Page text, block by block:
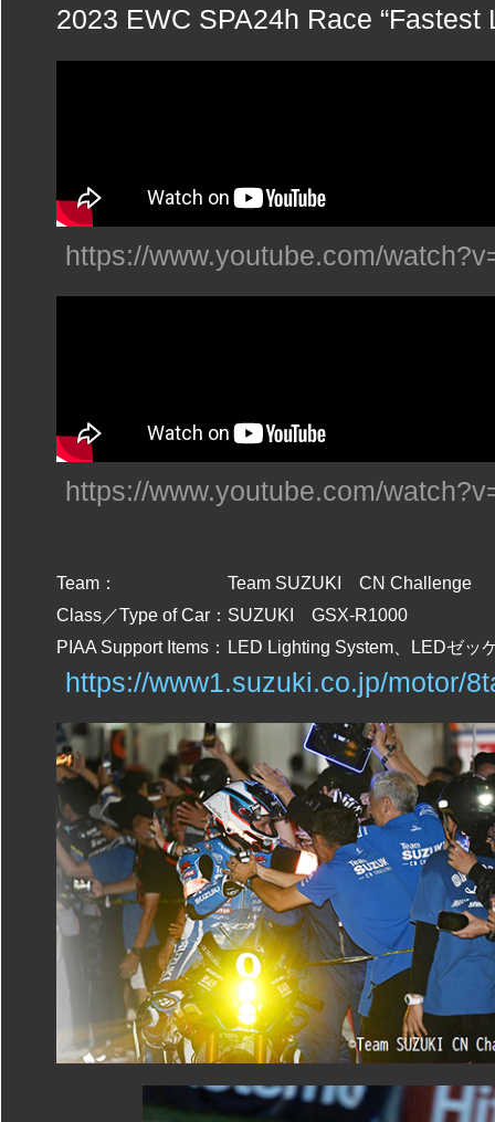
2023 EWC SPA24h Race “Fastest
https://www.youtube.com/
https://www.youtube.com/
Team：
Team SUZUKI CN Challenge
Class／Type of Car： SUZUKI GSX-R1000
PIAA Support Items：
LED Lighting System、LEDゼッ
https://www1.suzuki.co.jp/motor/